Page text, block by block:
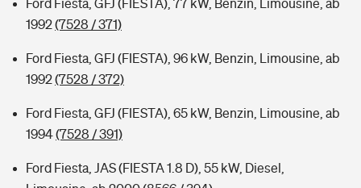
Ford Fiesta, GFJ (FIESTA), 77 kW, Benzin, Limousine, ab
1992(7528 / 371)
Ford Fiesta, GFJ (FIESTA), 96 kW, Benzin, Limousine, ab
1992(7528 / 372)
Ford Fiesta, GFJ (FIESTA), 65 kW, Benzin, Limousine, ab
1994(7528 / 391)
Ford Fiesta, JAS (FIESTA 1.8 D), 55 kW, Diesel,